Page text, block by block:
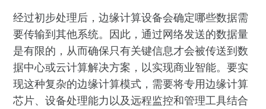
经过初步处理后，边缘计算设备会确定哪些数据需
要传输到其他系统。因此，通过网络发送的数据量
是有限的，从而确保只有关键信息才会被传送到数
据中心或云计算解决方案，以实现商业智能。要实
现这种复杂的边缘计算模式，需要将专用边缘计算
芯片、设备处理能力以及远程监控和管理工具结合